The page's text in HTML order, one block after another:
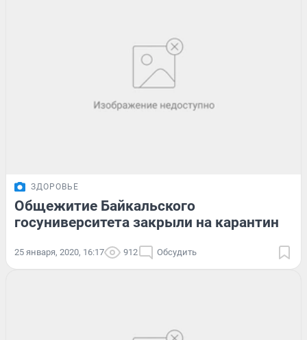
ЗДОРОВЬЕ
Общежитие Байкальского
госуниверситета закрыли на карантин
25 января, 2020, 16:17 912 Обсудить